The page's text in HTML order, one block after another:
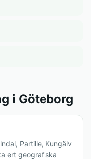
i Göteborg
Partille, Kungälv
ert geografiska